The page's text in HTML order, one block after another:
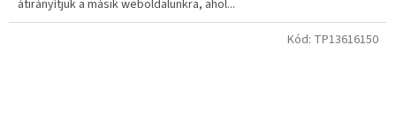
átirányítjuk a másik weboldalunkra, ahol...
Kód: TP13616150